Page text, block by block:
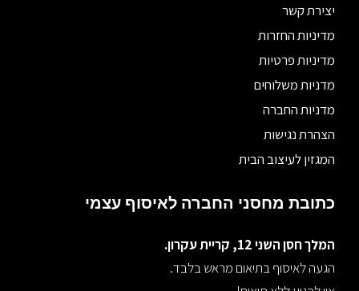
יצירת קשר
מדיניות החזרות
מדיניות פרטיות
מדניות משלוחים
מדניות החברה
הצהרת נגישות
המגזין לעיצוב הבית
כתובת מחסני החברה לאיסוף עצמי
המלך חסן השני 12, קריית עקרון.
הגעה לאיסוף בתיאום מראש בלבד.